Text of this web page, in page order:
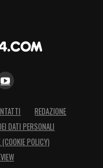
REDAZIONE
DATI PERSONALI
POLICY)